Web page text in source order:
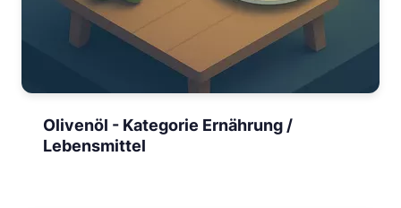
Olivenöl - Kategorie Ernährung /
Lebensmittel